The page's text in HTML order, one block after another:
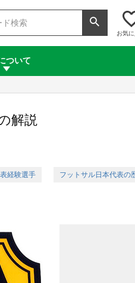
お気に
ついて
解説
経験選手 フットサル日本代表の